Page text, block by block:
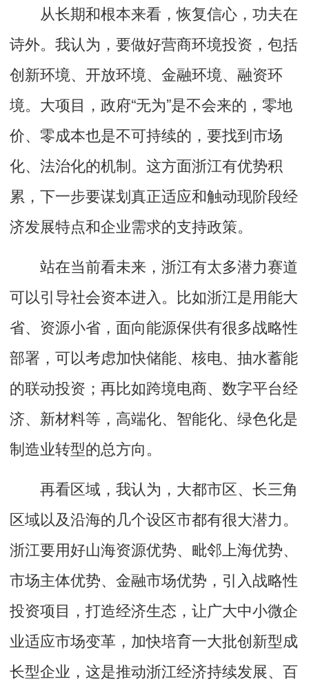
从长期和根本来看，恢复信心，功夫在
诗外。我认为，要做好营商环境投资，包括
创新环境、开放环境、金融环境、融资环
境。大项目，政府“无为”是不会来的，零地
价、零成本也是不可持续的，要找到市场
化、法治化的机制。这方面浙江有优势积
累，下一步要谋划真正适应和触动现阶段经
济发展特点和企业需求的支持政策。
站在当前看未来，浙江有太多潜力赛道
可以引导社会资本进入。比如浙江是用能大
省、资源小省，面向能源保供有很多战略性
部署，可以考虑加快储能、核电、抽水蓄能
的联动投资；再比如跨境电商、数字平台经
济、新材料等，高端化、智能化、绿色化是
制造业转型的总方向。
再看区域，我认为，大都市区、长三角
区域以及沿海的几个设区市都有很大潜力。
浙江要用好山海资源优势、毗邻上海优势、
市场主体优势、金融市场优势，引入战略性
投资项目，打造经济生态，让广大中小微企
业适应市场变革，加快培育一大批创新型成
长型企业，这是推动浙江经济持续发展、百